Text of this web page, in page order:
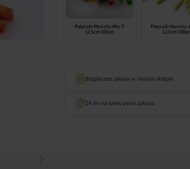
Patyczki Munchy Mix 5"
12,5cm 100szt.
Patyczki Munchy
12,5cm
Bezpieczne zakupy w naszym sklepie
14 dni na łatwy zwrot zakupu